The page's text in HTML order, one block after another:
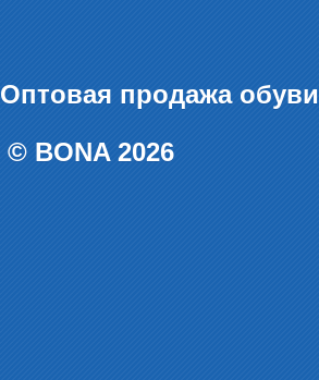
Оптовая продажа обуви
© BONA 2026